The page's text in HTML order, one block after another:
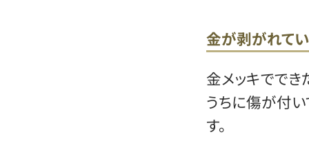
金が剥がれて
金メッキででき
うちに傷が付
す。